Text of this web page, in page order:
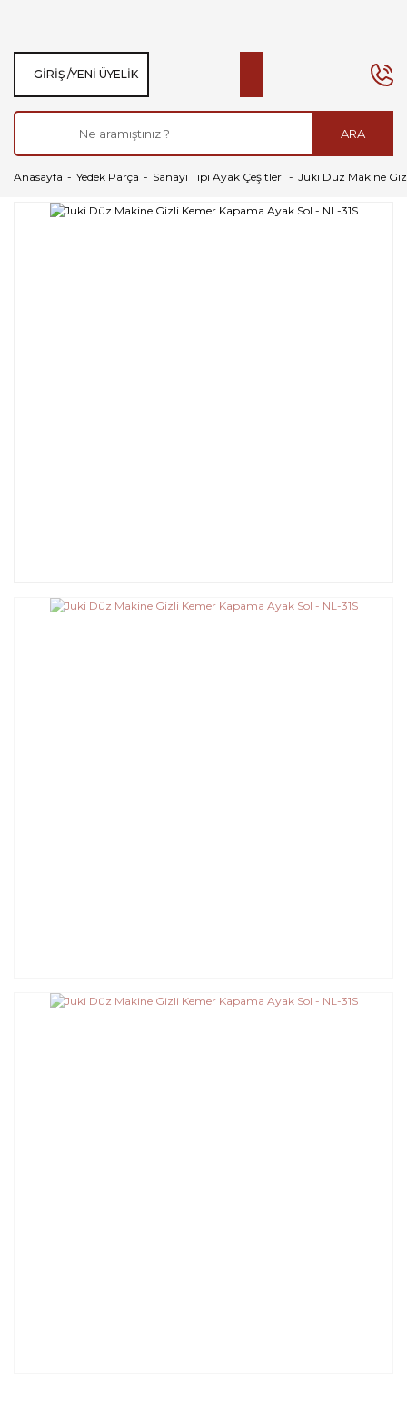
ARA
GIRIŞ /YENI ÜYELIK
Anasayfa Yedek Parça Sanayi Tipi Ayak Çeşitleri Juki Düz Makine